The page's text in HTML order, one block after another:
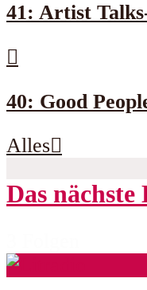
41: Artist
40: Good
Alles
Das